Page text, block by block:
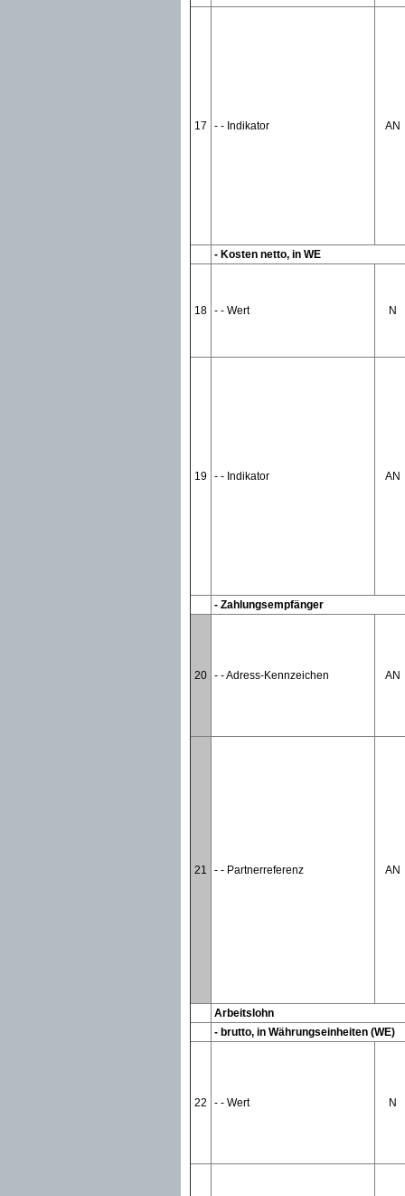
17 - - Indikator AN
- Kosten netto, in WE
18 - - Wert N
19 - - Indikator AN
- Zahlungsempfänger
20 - - Adress-Kennzeichen AN
21 - - Partnerreferenz AN
Arbeitslohn
- brutto, in Währungseinheiten (WE)
22 - - Wert N